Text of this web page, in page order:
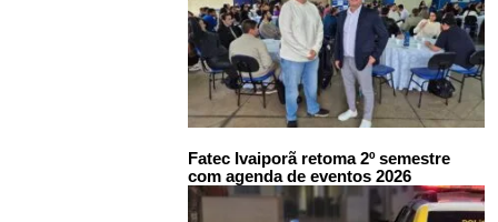
Fatec Ivaiporã retoma 2º semestre
com agenda de eventos 2026